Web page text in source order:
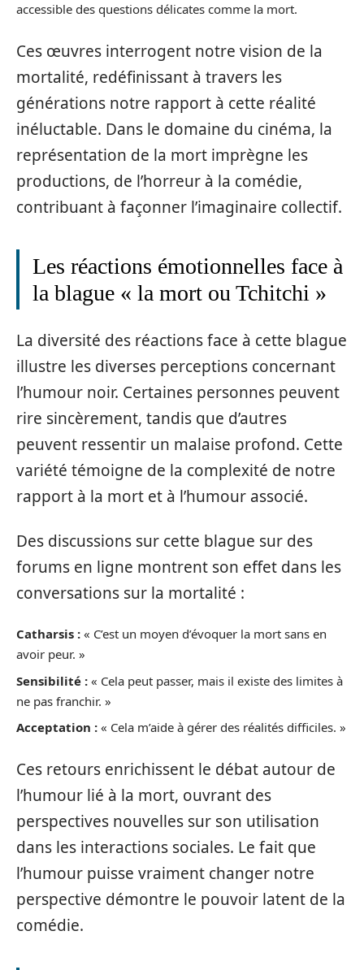
accessible des questions délicates comme la mort.
Ces œuvres interrogent notre vision de la
mortalité, redéfinissant à travers les
générations notre rapport à cette réalité
inéluctable. Dans le domaine du cinéma, la
représentation de la mort imprègne les
productions, de l’horreur à la comédie,
contribuant à façonner l’imaginaire collectif.
Les réactions émotionnelles face à
la blague « la mort ou Tchitchi »
La diversité des réactions face à cette blague
illustre les diverses perceptions concernant
l’humour noir. Certaines personnes peuvent
rire sincèrement, tandis que d’autres
peuvent ressentir un malaise profond. Cette
variété témoigne de la complexité de notre
rapport à la mort et à l’humour associé.
Des discussions sur cette blague sur des
forums en ligne montrent son effet dans les
conversations sur la mortalité :
Catharsis : « C’est un moyen d’évoquer la mort sans en
avoir peur. »
Sensibilité : « Cela peut passer, mais il existe des limites à
ne pas franchir. »
Acceptation : « Cela m’aide à gérer des réalités difficiles. »
Ces retours enrichissent le débat autour de
l’humour lié à la mort, ouvrant des
perspectives nouvelles sur son utilisation
dans les interactions sociales. Le fait que
l’humour puisse vraiment changer notre
perspective démontre le pouvoir latent de la
comédie.